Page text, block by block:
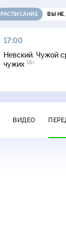
РАСПИСАНИЕ ВЫ
17:00
Невский. Чужой
чужих 16+
ВИДЕО